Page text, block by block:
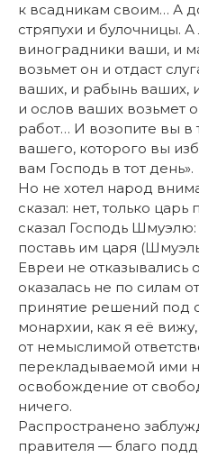
к всадникам своим… А
стряпухи и булочницы.
виноградники ваши, и
возьмет он и отдаст
ваших, и рабынь
и ослов ваших возьмет
работ… И возо­пите вы в
вашего, которого вы
вам Господь в тот день».
Но не хотел народ
сказал: нет, только
сказал Господь
поставь им царя
Евреи не отказывались
оказалась не по силам
принятие решений под
монархии, как я её
от немыслимой
перекладываемой ими
освобождение от
ничего.
Распространено
правителя — благо